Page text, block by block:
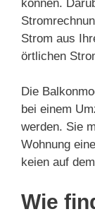
können.
Strom aus
örtlichen
Die
bei einem
werden. Sie
Wohnung
keien auf
Wie